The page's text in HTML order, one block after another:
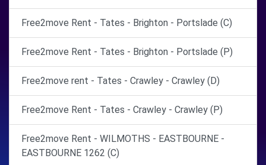
Free2move Rent - Tates - Brighton - Portslade (C)
Free2move Rent - Tates - Brighton - Portslade (P)
Free2move rent - Tates - Crawley - Crawley (D)
Free2move Rent - Tates - Crawley - Crawley (P)
Free2move Rent - WILMOTHS - EASTBOURNE -
EASTBOURNE 1262 (C)